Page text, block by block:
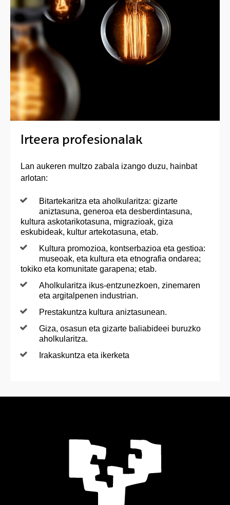
Irteera profesionalak
Lan aukeren multzo zabala izango duzu, hainbat
arlotan:
Bitartekaritza eta aholkularitza: gizarte
aniztasuna, generoa eta desberdintasuna,
kultura askotarikotasuna, migrazioak, giza
eskubideak, kultur artekotasuna, etab.
Kultura promozioa, kontserbazioa eta gestioa:
museoak, eta kultura eta etnografia ondarea;
tokiko eta komunitate garapena; etab.
Aholkularitza ikus-entzunezkoen, zinemaren
eta argitalpenen industrian.
Prestakuntza kultura aniztasunean.
Giza, osasun eta gizarte baliabideei buruzko
aholkularitza.
Irakaskuntza eta ikerketa